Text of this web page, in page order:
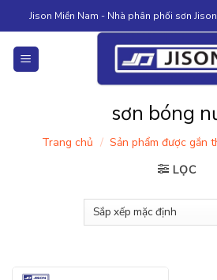
to
content
Jison Miền Nam - Nhà phân phối sơn
sơn bóng
Trang chủ / Sản phẩm được gắn
LỌC